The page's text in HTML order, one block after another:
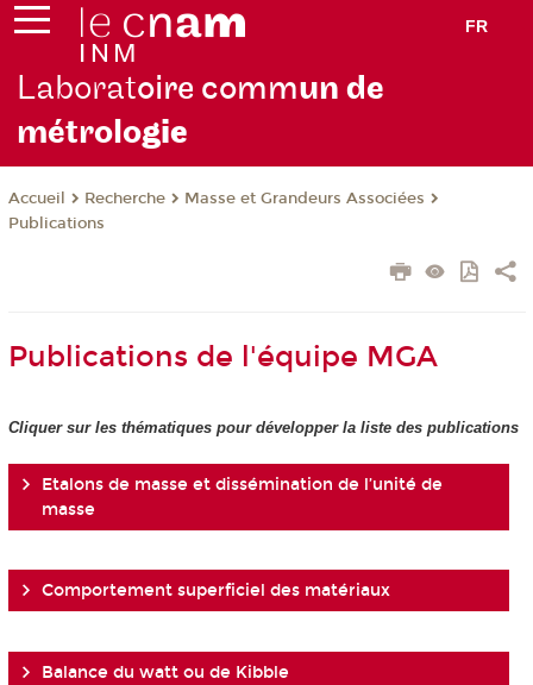
FR
Laboratoire commun de
métrologie
Accueil Recherche
Masse et Grandeurs Associées
Publications
Publications de l'équipe MGA
Cliquer sur les thématiques pour développer la liste des publications
Etalons de masse et dissémination de l’unité de
masse
Comportement superficiel des matériaux
Balance du watt ou de Kibble